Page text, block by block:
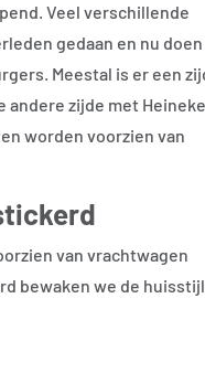
Veel verschillende
gedaan en nu doen
Meestal is er een
andere zijde met
worden voorzien van
van vrachtwagen
bewaken we de huisstijl